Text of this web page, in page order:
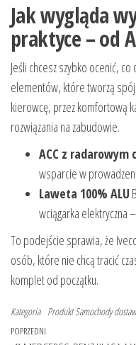
Jak wygląda
praktyce – od
Jeśli chcesz szybko ocenić,
elementów, które tworzą
kierowcę, przez komfortową
rozwiązania na zabudowie.
ACC z radarowym
wsparcie w
Laweta 100% ALU
wciągarka elektryczna
To podejście sprawia, że
osób, które nie chcą tracić
komplet od początku.
Kategoria ProduktSamochody
Nawigacja
Poprzedni
POPRZEDNI